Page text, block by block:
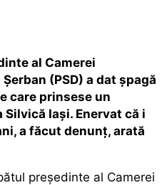
al Camerei
(PSD) a dat șpagă
care prinsese un
Iași. Enervat că i
a făcut denunț, arată
președinte al Camerei